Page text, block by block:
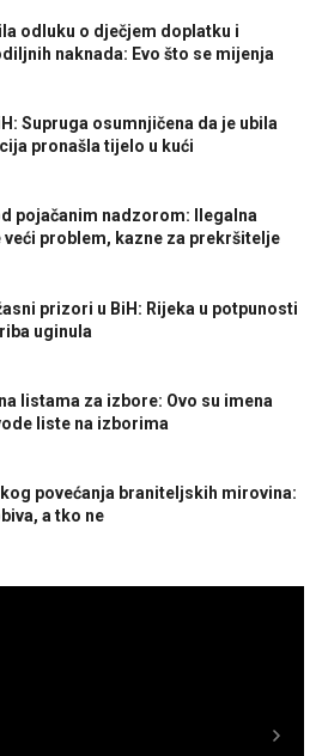
odluku o dječjem doplatku i
naknada: Evo što se mijenja
Supruga osumnjičena da je ubila
pronašla tijelo u kući
pojačanim nadzorom: Ilegalna
veći problem, kazne za prekršitelje
prizori u BiH: Rijeka u potpunosti
uginula
listama za izbore: Ovo su imena
liste na izborima
povećanja braniteljskih mirovina:
a tko ne